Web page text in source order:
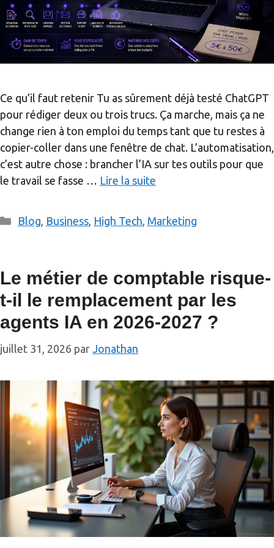
Ce qu’il faut retenir Tu as sûrement déjà testé ChatGPT
pour rédiger deux ou trois trucs. Ça marche, mais ça ne
change rien à ton emploi du temps tant que tu restes à
copier-coller dans une fenêtre de chat. L’automatisation,
c’est autre chose : brancher l’IA sur tes outils pour que
le travail se fasse … Lire la suite
Catégories
Blog Business, High Tech Marketing
Le métier de comptable risque-
t-il le remplacement par les
agents IA en 2026-2027 ?
juillet 31, 2026 par Jonathan